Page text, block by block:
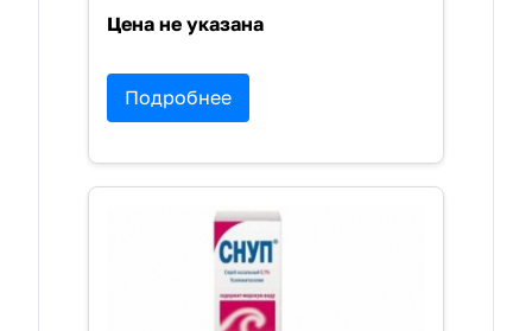
Цена не указана
Подробнее